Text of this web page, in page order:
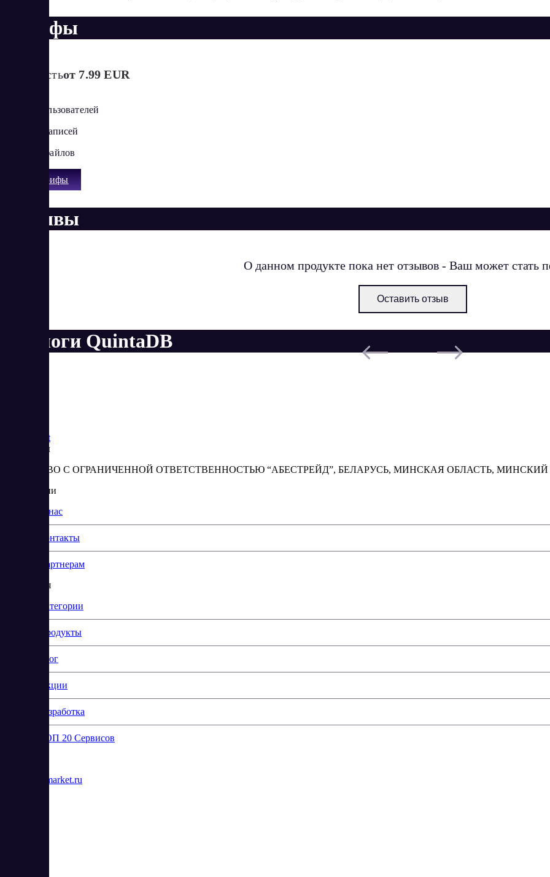
Тарифы
Стоимостьот 7.99 EUR
От 100 пользователей
От 2 500 записей
От 3 GB файлов
Все тарифы
Отзывы
О данном продукте пока нет отзывов - Ваш может стать
Оставить отзыв
Аналоги QuintaDB
Market
Реквизиты
ОБЩЕСТВО С ОГРАНИЧЕННОЙ ОТВЕТСТВЕННОСТЬЮ “АБЕСТРЕЙД”, БЕЛАРУСЬ, МИНСКАЯ ОБЛАСТЬ, МИНСКИЙ
О компании
О нас
Контакты
Партнерам
Навигация
Категории
Продукты
Блог
Акции
Разработка
ТОП 20 Сервисов
info@saasmarket.ru